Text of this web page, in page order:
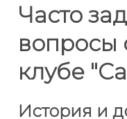
Часто
вопросы
клубе
История и